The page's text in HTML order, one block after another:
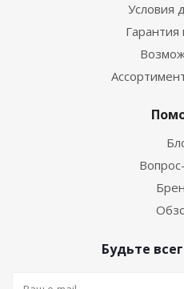
Условия
Гарантия
Будьте